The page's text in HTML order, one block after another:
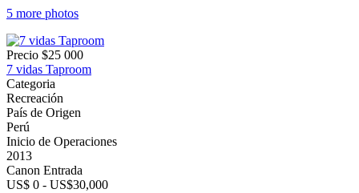
5 more photos
Precio $25 000
7 vidas Taproom
Categoria
Recreación
País de Origen
Perú
Inicio de Operaciones
2013
Canon Entrada
US$ 0 - US$30,000